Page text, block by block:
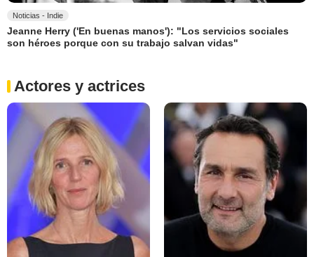
Noticias - Indie
Jeanne Herry ('En buenas manos'): "Los servicios sociales
son héroes porque con su trabajo salvan vidas"
Actores y actrices